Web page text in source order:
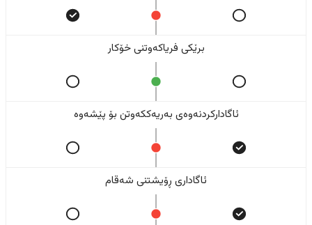
برێکی فریاکەوتنی خۆکار
ئاگادارکردنەوەی بەریەککەوتن بۆ پێشەوە
ئاگاداری ڕۆیشتنی شەقام